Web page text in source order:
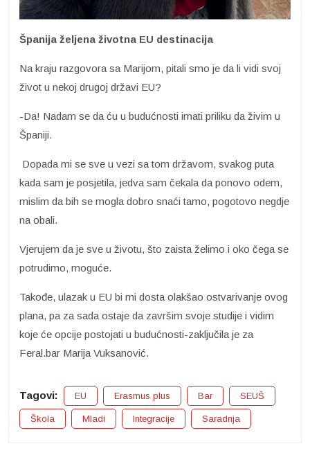
Španija željena životna EU destinacija
Na kraju razgovora sa Marijom, pitali smo je da li vidi svoj
život u nekoj drugoj državi EU?
-Da! Nadam se da ću u budućnosti imati priliku da živim u
Španiji.
Dopada mi se sve u vezi sa tom državom, svakog puta
kada sam je posjetila, jedva sam čekala da ponovo odem,
mislim da bih se mogla dobro snaći tamo, pogotovo negdje
na obali.
Vjerujem da je sve u životu, što zaista želimo i oko čega se
potrudimo, moguće.
Takođe, ulazak u EU bi mi dosta olakšao ostvarivanje ovog
plana, pa za sada ostaje da završim svoje studije i vidim
koje će opcije postojati u budućnosti-zaključila je za
Feral.bar Marija Vuksanović.
Tagovi: EU Erasmus plus Bar SEUŠ
Škola Mladi Integracije Saradnja